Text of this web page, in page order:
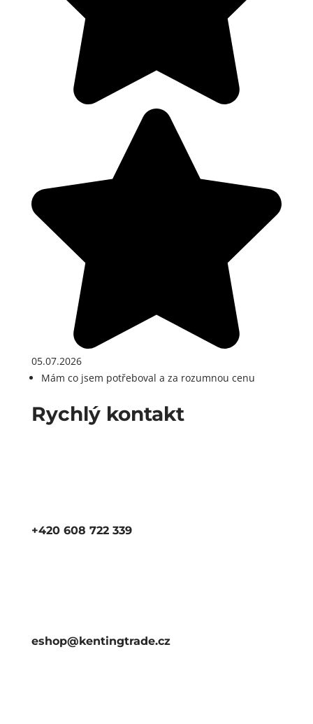
05.07.2026
Mám co jsem potřeboval a za rozumnou cenu
Rychlý kontakt
+420 608 722 339
eshop@kentingtrade.cz